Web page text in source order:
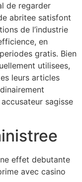
de regarder
abritee satisfont
de l’industrie
en
gratis. Bien
utilisees,
leurs articles
accusateur sagisse
effet debutante
avec casino